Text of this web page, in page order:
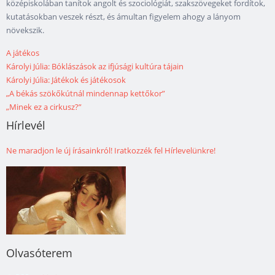
középiskolában tanítok angolt és szociológiát, szakszövegeket fordítok,
kutatásokban veszek részt, és ámultan figyelem ahogy a lányom
növekszik.
A játékos
Károlyi Júlia: Bóklászások az ifjúsági kultúra tájain
Károlyi Júlia: Játékok és játékosok
„A békás szökőkútnál mindennap kettőkor”
„Minek ez a cirkusz?”
Hírlevél
Ne maradjon le új írásainkról! Iratkozzék fel Hírlevelünkre!
Olvasóterem